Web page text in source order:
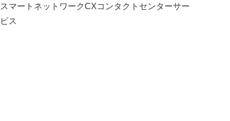
スマートネットワークCXコンタクトセンターサー
ビス